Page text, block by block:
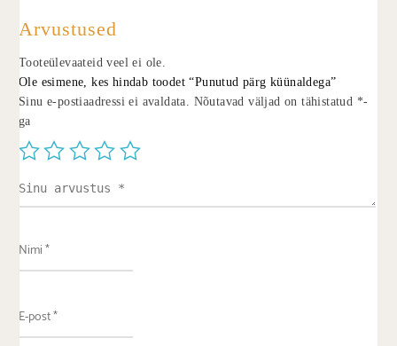
Arvustused
Tooteülevaateid veel ei ole.
Ole esimene, kes hindab toodet “Punutud pärg küünaldega”
Sinu e-postiaadressi ei avaldata.
Nõutavad väljad on tähistatud *-
ga